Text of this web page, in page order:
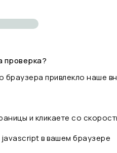
проверка?
браузера привлекло наше
и кликаете со
в вашем браузере